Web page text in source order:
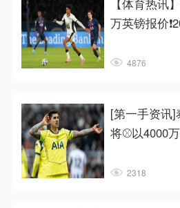
【体育热讯
万英镑报价
4876
[第一手资讯
将⚾以4000
2318